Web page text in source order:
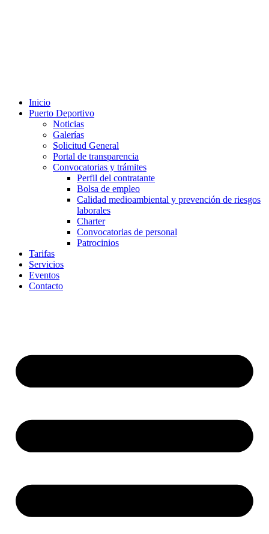
Inicio
Puerto Deportivo
Noticias
Galerías
Solicitud General
Portal de transparencia
Convocatorias y trámites
Perfil del contratante
Bolsa de empleo
Calidad medioambiental y prevención de riesgos
laborales
Charter
Convocatorias de personal
Patrocinios
Tarifas
Servicios
Eventos
Contacto